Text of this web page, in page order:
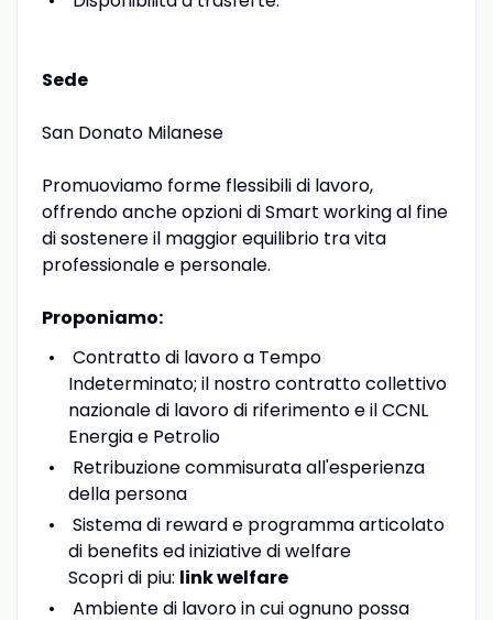
Sede
San Donato Milanese
Promuoviamo forme flessibili di lavoro,
offrendo anche opzioni di Smart working al fine
di sostenere il maggior equilibrio tra vita
professionale e personale.
Proponiamo:
Contratto di lavoro a Tempo
Indeterminato; il nostro contratto collettivo
nazionale di lavoro di riferimento e il CCNL
Energia e Petrolio
Retribuzione commisurata all'esperienza
della persona
Sistema di reward e programma articolato
di benefits ed iniziative di welfare
Scopri di piu: link welfare
Ambiente di lavoro in cui ognuno possa